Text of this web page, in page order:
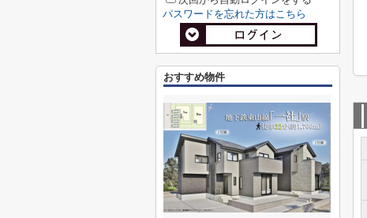
パスワードを忘れた方はこちら
おすすめ物件